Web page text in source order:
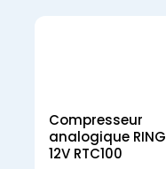
Compresseur
analogique RING
12V RTC100